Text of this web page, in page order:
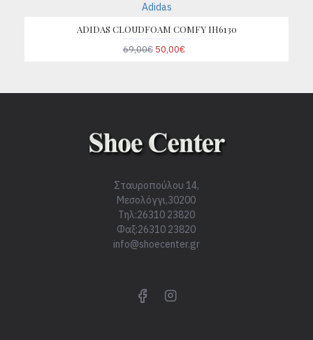
Adidas
ADIDAS CLOUDFOAM COMFY IH6130
69,00€ 50,00€
Σταυροπούλου 14,
Μεσολόγγι,30200
Τηλ:26310 23820
Φαξ:26310 23820
info@shoecenter.gr